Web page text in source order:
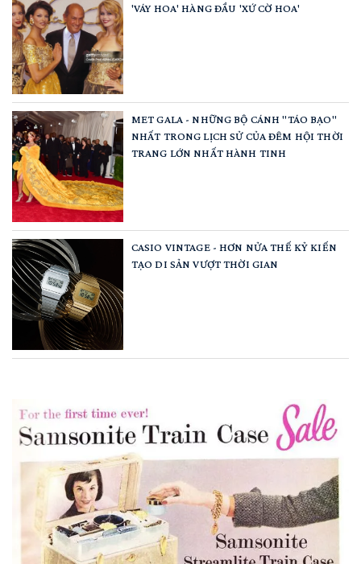
'VÁY HOA' HÀNG ĐẦU 'XỨ CỜ HOA'
MET GALA - NHỮNG BỘ CÁNH "TÁO BẠO"
NHẤT TRONG LỊCH SỬ CỦA ĐÊM HỘI THỜI
TRANG LỚN NHẤT HÀNH TINH
CASIO VINTAGE - HƠN NỬA THẾ KỶ KIẾN
TẠO DI SẢN VƯỢT THỜI GIAN